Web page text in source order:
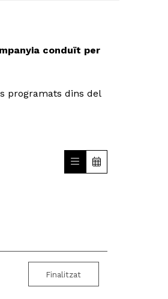
conduït per
programats dins del
Finalitzat